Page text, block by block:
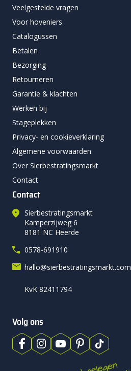
Veelgestelde vragen
Voor hoveniers
Catalogussen
Betalen
Bezorging
Retourneren
Garantie & klachten
Werken bij
Stageplekken
Privacy- en cookieverklaring
Algemene voorwaarden
Over Sierbestratingsmarkt
Contact
Contact
Sierbestratingsmarkt
Kamperzijweg 6
8181 NC Heerde
0578-691910
hallo@sierbestratingsmarkt.com
KvK 82411794
Volg ons